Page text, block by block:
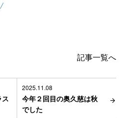
記事一覧へ
2025.11.08
今年２回目の奥久慈は秋
でした